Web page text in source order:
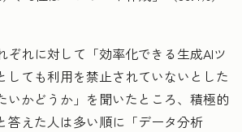
れに対して「効率化できる生成AIツ
しても利用を禁止されていないとした
いかどうか」を聞いたところ、積極的
答えた人は多い順に「データ分析